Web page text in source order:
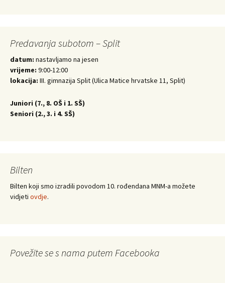
Predavanja subotom – Split
datum: nastavljamo na jesen
vrijeme: 9:00-12:00
lokacija: III. gimnazija Split (Ulica Matice hrvatske 11, Split)
Juniori (7., 8. OŠ i 1. SŠ)
Seniori (2., 3. i 4. SŠ)
Bilten
Bilten koji smo izradili povodom 10. rođendana MNM-a možete
vidjeti ovdje.
Povežite se s nama putem Facebooka